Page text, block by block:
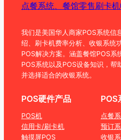
点餐系统、餐馆零售刷卡
我们是美国华人商家POS系统信
绍、刷卡机费率分析、收银系统
POS解决方案。涵盖餐馆POS系
POS系统以及POS设备知识，帮
并选择适合的收银系统。
POS硬件产品
POS机
信用卡/刷卡机
触摸屏POS
POS
点餐
预订
收银